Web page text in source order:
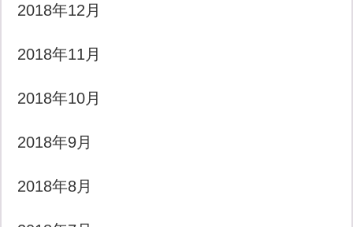
2018年12月
2018年11月
2018年10月
2018年9月
2018年8月